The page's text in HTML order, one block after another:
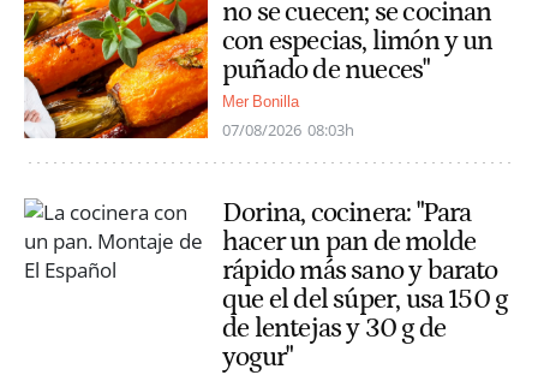
no se cuecen; se cocinan
con especias, limón y un
puñado de nueces"
Mer Bonilla
07/08/2026 08:03h
Dorina, cocinera: "Para
hacer un pan de molde
rápido más sano y barato
que el del súper, usa 150 g
de lentejas y 30 g de
yogur"